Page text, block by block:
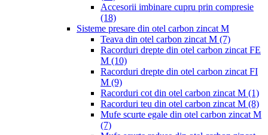
Accesorii imbinare cupru prin compresie
(18)
Sisteme presare din otel carbon zincat M
Teava din otel carbon zincat M (7)
Racorduri drepte din otel carbon zincat FE
M (10)
Racorduri drepte din otel carbon zincat FI
M (9)
Racorduri cot din otel carbon zincat M (1)
Racorduri teu din otel carbon zincat M (8)
Mufe scurte egale din otel carbon zincat M
(7)